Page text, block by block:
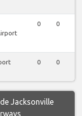
0 0
0 0
Jacksonville